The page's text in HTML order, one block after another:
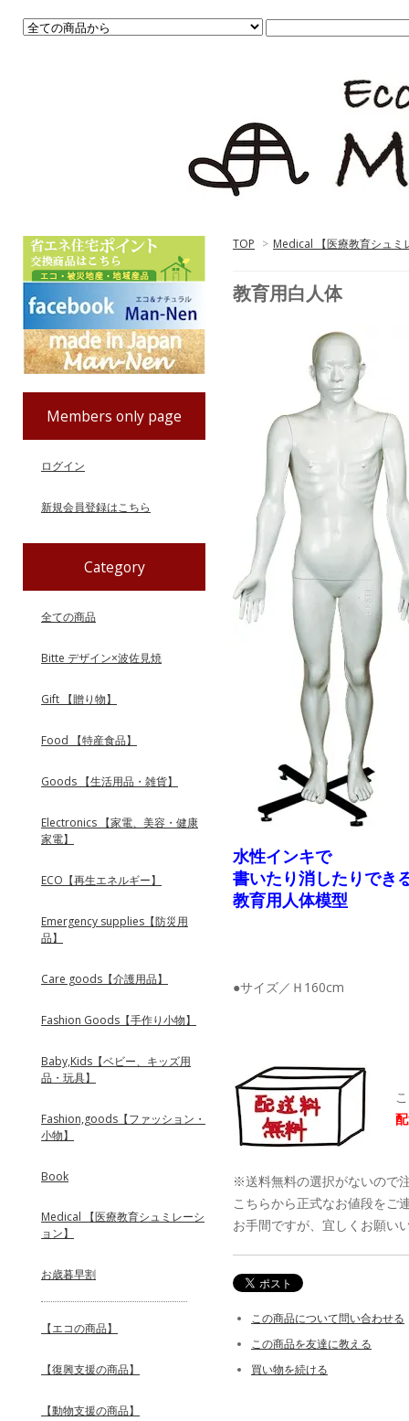
TOP > Medical 【医療教育シュミ
教育用白人体
水性インキで
書いたり消したりでき
教育用人体模型
●サイズ／Ｈ160cm
こ
※送料無料の選択がないので
こちらから正式なお値段をご
お手間ですが、宜しくお願い
この商品について問い合わせる
この商品を友達に教える
買い物を続ける
Members only page
ログイン
新規会員登録はこちら
Category
全ての商品
Bitte デザイン×波佐見焼
Gift 【贈り物】
Food 【特産食品】
Goods 【生活用品・雑貨】
Electronics 【家電、美容・健康
家電】
ECO【再生エネルギー】
Emergency supplies【防災用
品】
Care goods【介護用品】
Fashion Goods【手作り小物】
Baby,Kids【ベビー、キッズ用
品・玩具】
Fashion,goods【ファッション・
小物】
Book
Medical 【医療教育シュミレーシ
ョン】
お歳暮早割
【エコの商品】
【復興支援の商品】
【動物支援の商品】